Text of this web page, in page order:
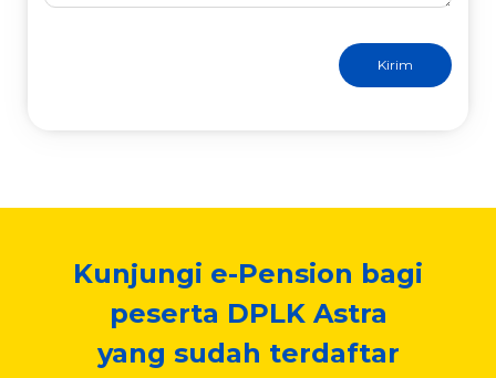
Kunjungi e-Pension bagi
peserta DPLK Astra
yang sudah terdaftar